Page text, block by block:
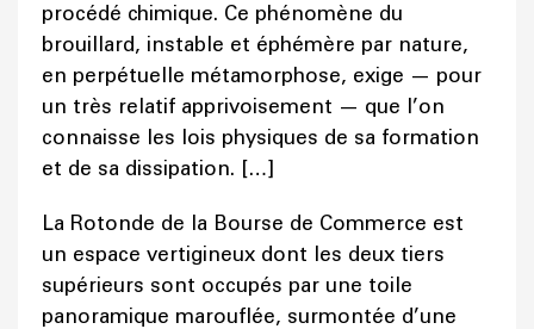
procédé chimique. Ce phénomène du
brouillard, instable et éphémère par nature,
en perpétuelle métamorphose, exige — pour
un très relatif apprivoisement — que l’on
connaisse les lois physiques de sa formation
et de sa dissipation. […]
La Rotonde de la Bourse de Commerce est
un espace vertigineux dont les deux tiers
supérieurs sont occupés par une toile
panoramique marouflée, surmontée d’une